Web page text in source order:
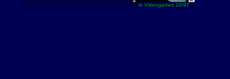
in Videogames 10/97